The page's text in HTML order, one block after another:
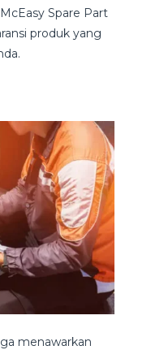
Spare Part
produk yang
menawarkan